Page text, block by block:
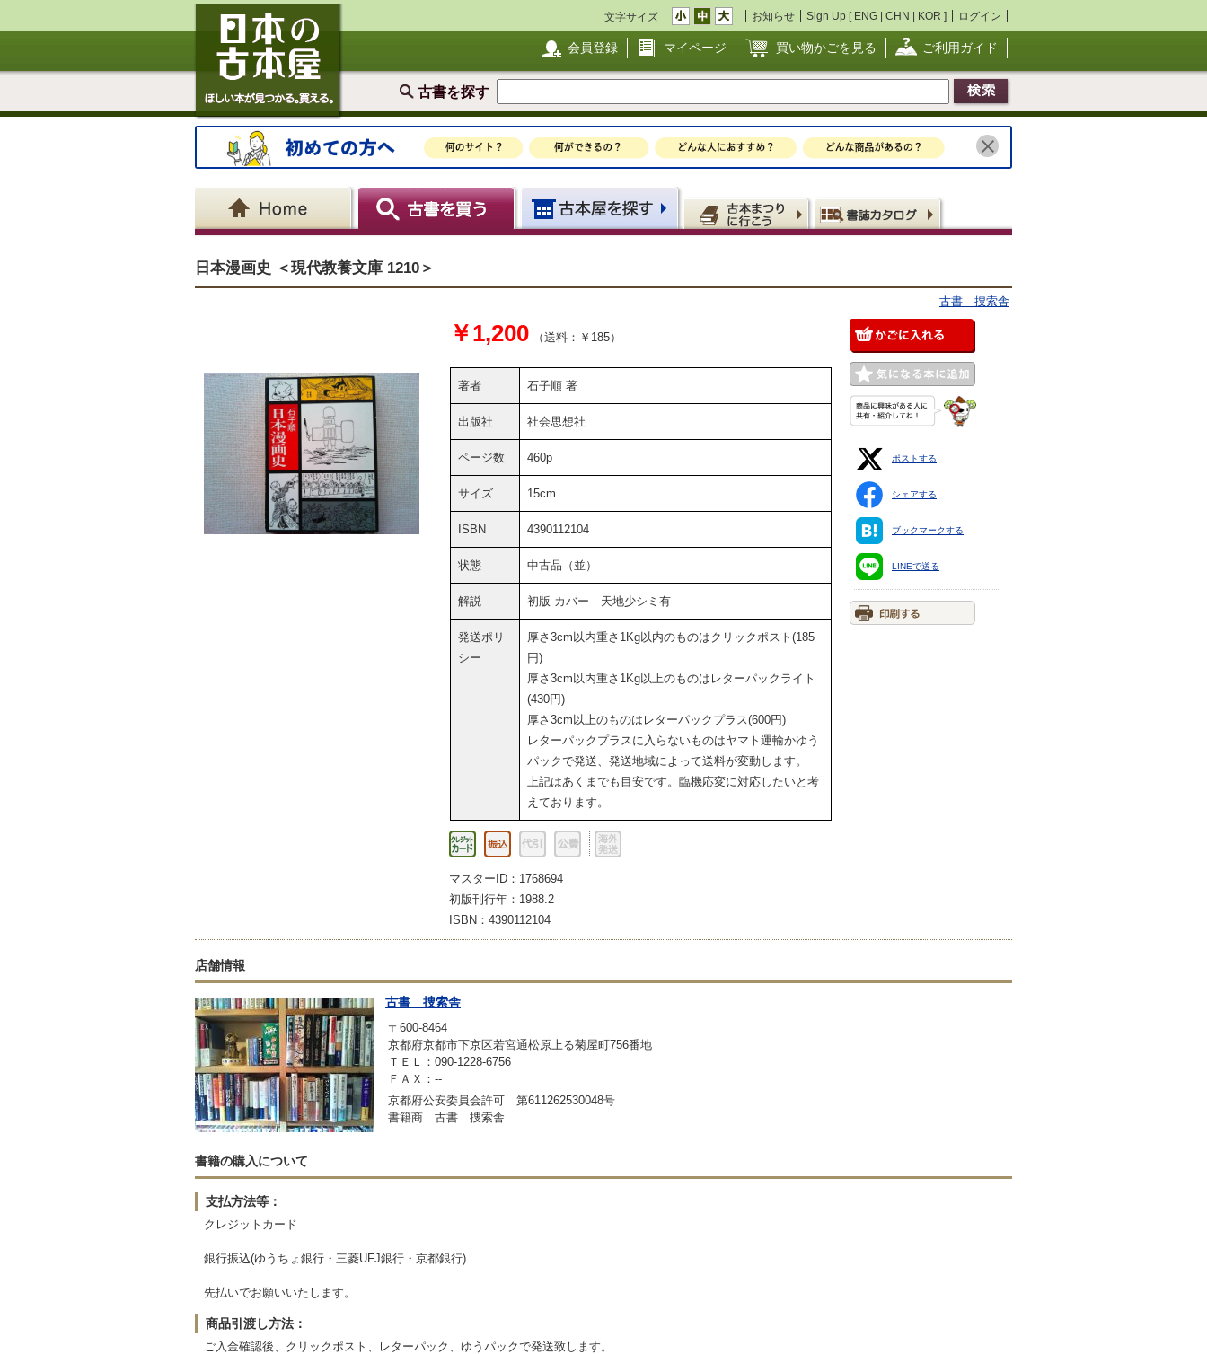
文字サイズ お知らせ Sign Up [ ENG | CHN | KOR ] ログイン
会員登録 マイページ 買い物かごを見る ご利用ガイド
古書を探す
日本漫画史 ＜現代教養文庫 1210＞
古書 捜索舎
￥1,200 （送料：￥185）
著者 石子順 著
出版社 社会思想社
ページ数 460p
サイズ 15cm
ISBN 4390112104
状態 中古品（並）
解説 初版 カバー 天地少シミ有
発送ポリ
シー
厚さ3cm以内重さ1Kg以内のものはクリックポスト(185
円)
厚さ3cm以内重さ1Kg以上のものはレターパックライト
(430円)
厚さ3cm以上のものはレターパックプラス(600円)
レターパックプラスに入らないものはヤマト運輸かゆう
パックで発送、発送地域によって送料が変動します。
上記はあくまでも目安です。臨機応変に対応したいと考
えております。
マスターID：1768694
初版刊行年：1988.2
ISBN：4390112104
ポストする
シェアする
ブックマークする
LINEで送る
店舗情報
古書 捜索舎
〒600-8464
京都府京都市下京区若宮通松原上る菊屋町756番地
ＴＥＬ：090-1228-6756
ＦＡＸ：--
京都府公安委員会許可 第611262530048号
書籍商 古書 捜索舎
書籍の購入について
支払方法等：
クレジットカード
銀行振込(ゆうちょ銀行・三菱UFJ銀行・京都銀行)
先払いでお願いいたします。
商品引渡し方法：
ご入金確認後、クリックポスト、レターパック、ゆうパックで発送致します。